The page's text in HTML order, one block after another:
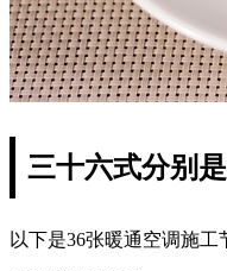
三十六式分别是
以下是36张暖通空调施工